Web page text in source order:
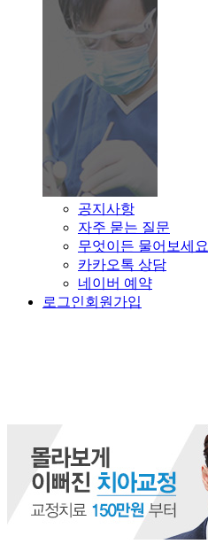
공지사항
자주 묻는 질문
무엇이든 물어보세요
카카오톡 상담
네이버 예약
로그인회원가입